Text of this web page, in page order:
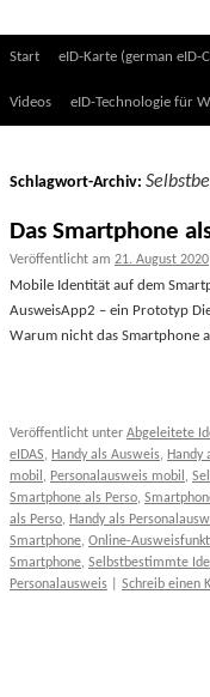
Zum
Inhalt
Start eID-Karte (german eID-
Videos eID-Technologie für
Schlagwort-Archiv:
Das Smartphone
Veröffentlicht am 21. August 2020
Mobile Identität auf dem
AusweisApp2 – ein Prototyp
Warum nicht das Smartphone
Veröffentlicht unter Abgeleitete
eIDAS, Handy als Ausweis, Handy
mobil , Personalausweis mobil ,
Smartphone als Perso,
als Perso, Handy als
Smartphone, Online-
Smartphone, Selbstbestimmte
Personalausweis
Schreib einen